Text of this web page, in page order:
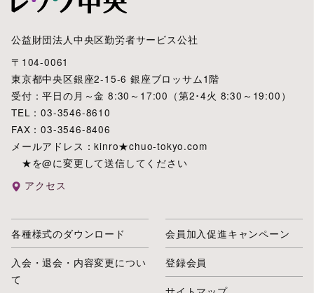
公益財団法人中央区勤労者サービス公社
〒104-0061
東京都中央区銀座2-15-6 銀座ブロッサム1階
受付：平日の月～金 8:30～17:00（第2･4火 8:30～19:00）
TEL：03-3546-8610
FAX：03-3546-8406
メールアドレス：kinro★chuo-tokyo.com
★を@に変更して送信してください
アクセス
各種様式のダウンロード
入会・退会・内容変更につい
て
会員加入促進キャンペーン
登録会員